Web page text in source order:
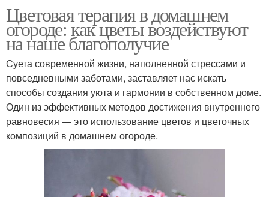
Цветовая терапия в домашнем
огороде: как цветы воздействуют
на наше благополучие
Суета современной жизни, наполненной стрессами и
повседневными заботами, заставляет нас искать
способы создания уюта и гармонии в собственном доме.
Один из эффективных методов достижения внутреннего
равновесия — это использование цветов и цветочных
композиций в домашнем огороде.